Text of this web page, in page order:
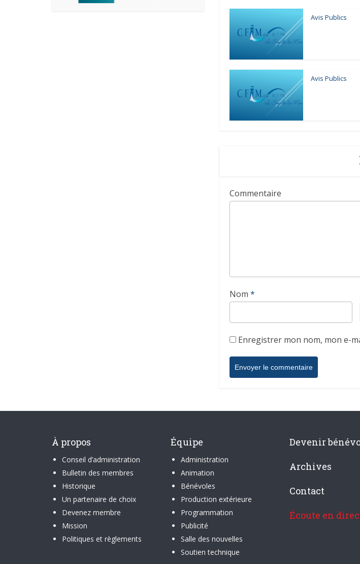
Avis Publics
Avis Publics
Commentaire
Nom *
Enregistrer mon nom, mon e-
À propos
Conseil d’administration
Bulletin des membres
Historique
Un partenaire de choix
Devenez membre
Mission
Politiques et règlements
Équipe
Administration
Animation
Bénévoles
Production extérieure
Programmation
Publicité
Salle des nouvelles
Soutien technique
Devenir
Archives
Contact
Écoute en